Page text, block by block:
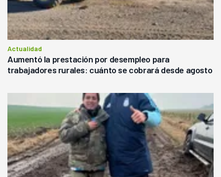
Actualidad
Aumentó la prestación por desempleo para
trabajadores rurales: cuánto se cobrará desde agosto